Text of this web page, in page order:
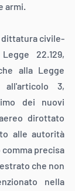
armi.
dittatura civile-
22.129,
alla Legge
all'articolo 3,
dei nuovi
dirottato
alle autorità
precisa
che non
nella